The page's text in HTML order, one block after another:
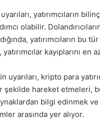
yatırımcıların
olabilir.
yatırımcıların bu
kayıplarını en
uyarıları, kripto para
şekilde hareket etmeleri,
bilgi edinmek
arasında yer alıyor.